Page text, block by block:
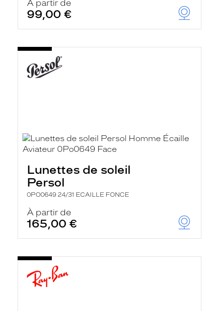
À partir de
99,00 €
Lunettes de soleil
Persol
0PO0649 24/31 ECAILLE FONCE
À partir de
165,00 €